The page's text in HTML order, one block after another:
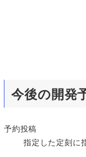
今後の開発
予約投稿
指定した定刻に